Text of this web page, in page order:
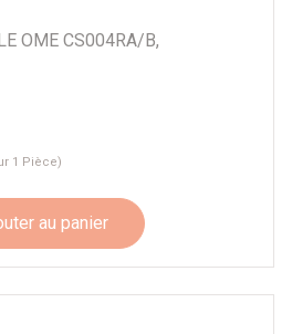
OME CS004RA/B,
1 Pièce)
au panier